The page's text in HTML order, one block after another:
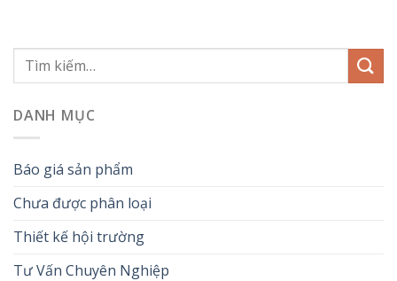
DANH MỤC
Báo giá sản phẩm
Chưa được phân loại
Thiết kế hội trường
Tư Vấn Chuyên Nghiệp